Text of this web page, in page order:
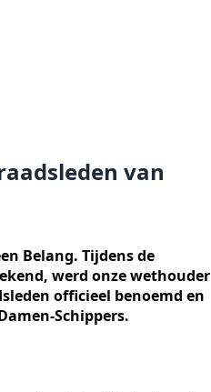
van
Belang. Tijdens de
werd onze wethouder
officieel benoemd en
Schippers.